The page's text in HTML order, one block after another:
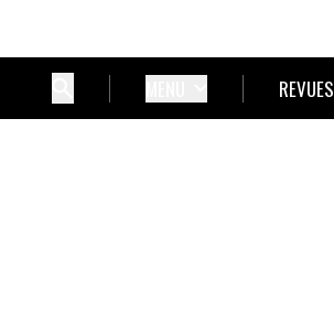
REVUES